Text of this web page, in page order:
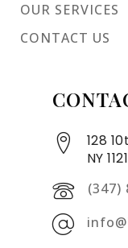
OUR SERVICES
CONTACT US
128
NY
(347)